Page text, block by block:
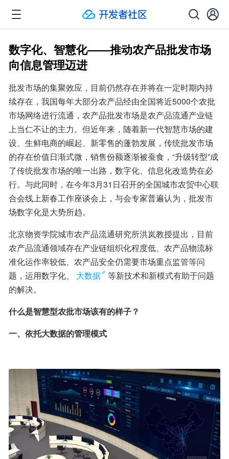
数字化、智慧化——推动农产品批发市场
向信息管理迈进
批发市场的集聚效应，目前仍然存在并将在一定时期内持
续存在，我国每年大部分农产品经由全国将近5000个农批
市场网络进行流通，农产品批发市场是农产品流通产业链
上当仁不让的主力。但近年来，随着新一代智慧市场的建
设、生鲜电商的崛起、新零售的蓬勃发展，传统批发市场
的存在价值日渐式微，销售份额逐渐被蚕食，“升级转型”成
了传统批发市场的唯一出路，数字化、信息化改造势在必
行。与此同时，在今年3月31日召开的全国城市农贸中心联
合会线上新春工作座谈会上，与会专家普遍认为，批发市
场数字化是大势所趋。
北京物资学院城市农产品流通研究所洪岚教授提出，目前
农产品流通领域存在产业链组织化程度低、农产品物流标
准化运作率较低、农产品安全仍需要市场重点监管等问
题，运用数字化、
大数据
等新技术和新模式有助于问题
的解决。
什么是智慧型农批市场该有的样子？
一、依托大数据的管理模式